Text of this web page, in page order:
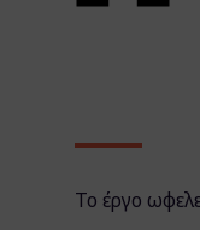
Το έργο